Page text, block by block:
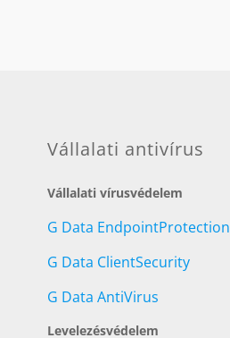
Vállalati antivírus
Vállalati vírusvédelem
G Data EndpointProtection
G Data ClientSecurity
G Data AntiVirus
Levelezésvédelem